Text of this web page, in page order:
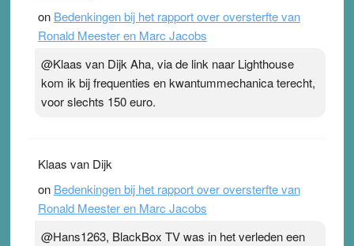
on Bedenkingen bij het rapport over oversterfte van
Ronald Meester en Marc Jacobs
@Klaas van Dijk Aha, via de link naar Lighthouse
kom ik bij frequenties en kwantummechanica terecht,
voor slechts 150 euro.
Klaas van Dijk
on Bedenkingen bij het rapport over oversterfte van
Ronald Meester en Marc Jacobs
@Hans1263, BlackBox TV was in het verleden een